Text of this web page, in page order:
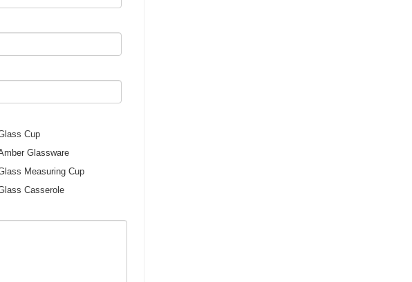
Cup
Glassware
Measuring Cup
Casserole